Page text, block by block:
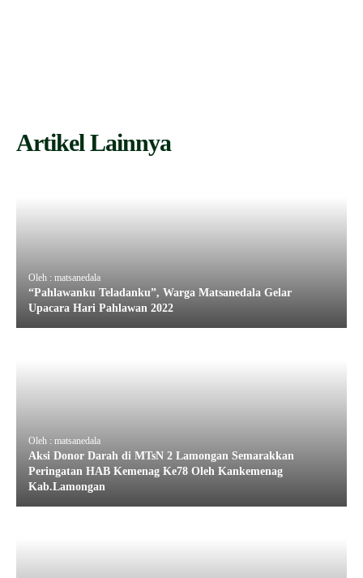
Artikel Lainnya
Oleh : matsanedala
“Pahlawanku Teladanku”, Warga Matsanedala Gelar
Upacara Hari Pahlawan 2022
Oleh : matsanedala
Aksi Donor Darah di MTsN 2 Lamongan Semarakkan
Peringatan HAB Kemenag Ke78 Oleh Kankemenag
Kab.Lamongan